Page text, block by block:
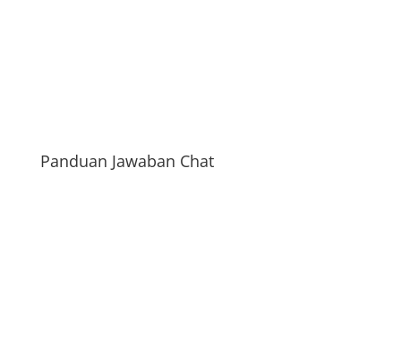
Panduan Jawaban Chat